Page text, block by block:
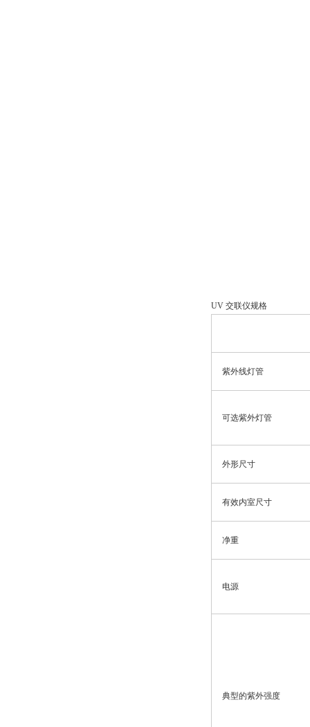
UV 交联仪规格
紫外线灯管
可选紫外灯管
外形尺寸
有效内室尺寸
净重
电源
典型的紫外强度